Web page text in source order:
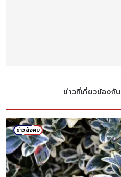
ข่าวที่เกี่ยวข้องกับ
ข่าวสังคม